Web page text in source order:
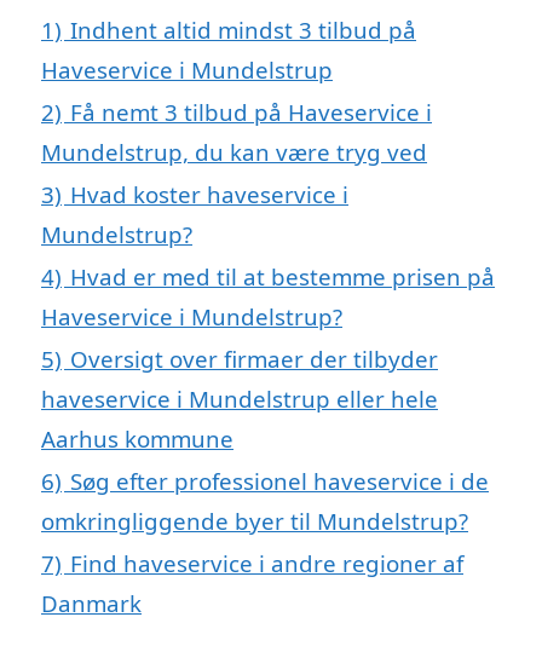
1) Indhent altid mindst 3 tilbud på
Haveservice i Mundelstrup
2) Få nemt 3 tilbud på Haveservice i
Mundelstrup, du kan være tryg ved
3) Hvad koster haveservice i
Mundelstrup?
4) Hvad er med til at bestemme prisen på
Haveservice i Mundelstrup?
5) Oversigt over firmaer der tilbyder
haveservice i Mundelstrup eller hele
Aarhus kommune
6) Søg efter professionel haveservice i de
omkringliggende byer til Mundelstrup?
7) Find haveservice i andre regioner af
Danmark